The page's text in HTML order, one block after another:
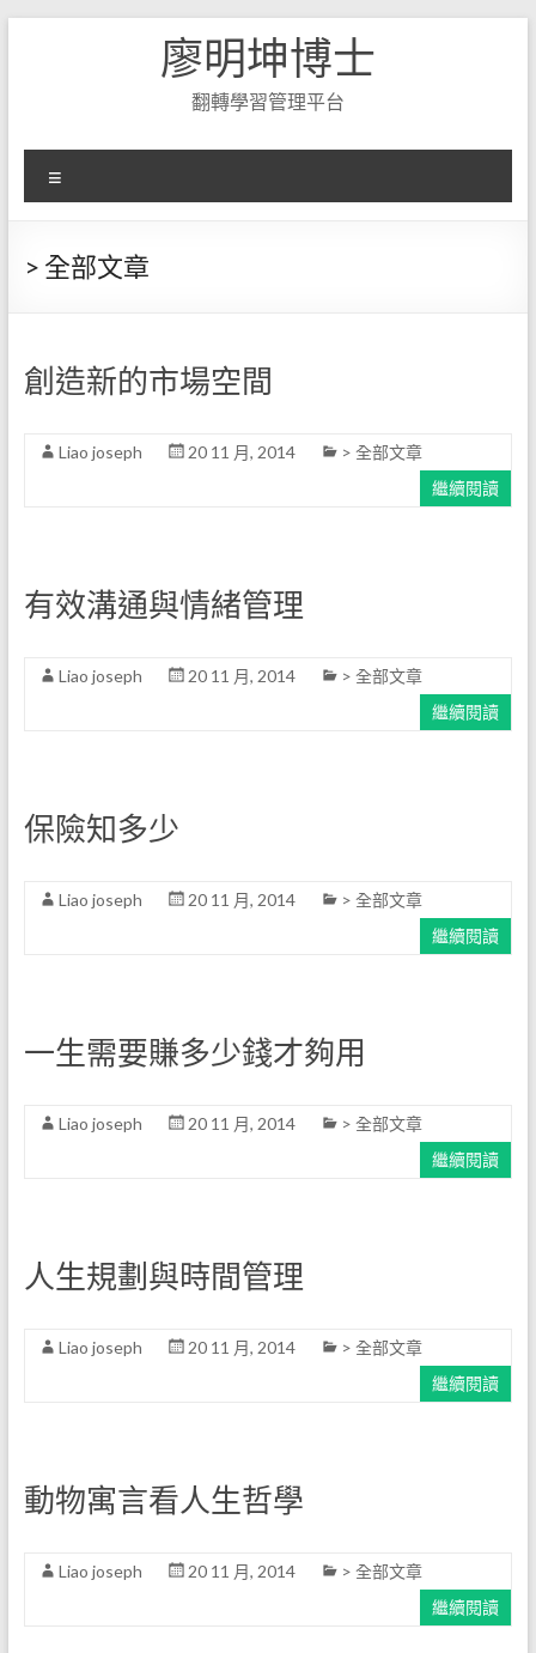
廖明坤博士
翻轉學習管理平台
單
> 全部文章
創造新的市場空間
Liao joseph 20 11 月, 2014
> 全部文章
繼續閱讀
有效溝通與情緒管理
Liao joseph 20 11 月, 2014
> 全部文章
繼續閱讀
保險知多少
Liao joseph 20 11 月, 2014
> 全部文章
繼續閱讀
一生需要賺多少錢才夠用
Liao joseph 20 11 月, 2014
> 全部文章
繼續閱讀
人生規劃與時間管理
Liao joseph 20 11 月, 2014
> 全部文章
繼續閱讀
動物寓言看人生哲學
Liao joseph 20 11 月, 2014
> 全部文章
繼續閱讀